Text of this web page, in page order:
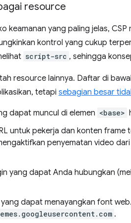
resource
keamanan yang paling jelas,
kontrol yang cukup
script-src , sehingga
resource lainnya. Daftar di
tetapi sebagian besar
dapat muncul di elemen <base>
untuk pekerja dan konten frame
penyematan video
yang dapat Anda hubungkan
dapat menayangkan font
.